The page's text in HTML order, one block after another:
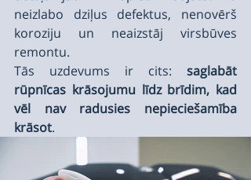
neizlabo dziļus defektus, nenovērš
koroziju un neaizstāj virsbūves
remontu.
Tās uzdevums ir cits: saglabāt
rūpnīcas krāsojumu līdz brīdim, kad
vēl nav radusies nepieciešamība
krāsot.